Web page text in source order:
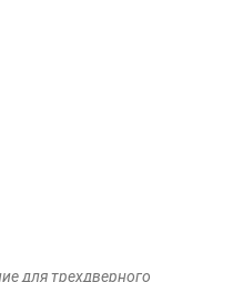
для трехдверного